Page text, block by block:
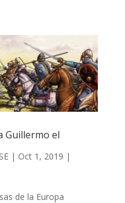
Guillermo el
| Oct 1, 2019 |
de la Europa